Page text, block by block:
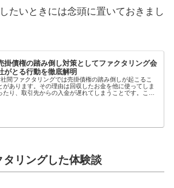
たいときには念頭に置いておきまし
掛債権の踏み倒し対策としてファクタリング会
がとる行動を徹底解明
間ファクタリングでは売掛債権の踏み倒しが起こるこ
があります。その理由は回収したお金を他に使ってしま
たり、取引先からの入金が遅れてしまうことです。こう
リングした体験談